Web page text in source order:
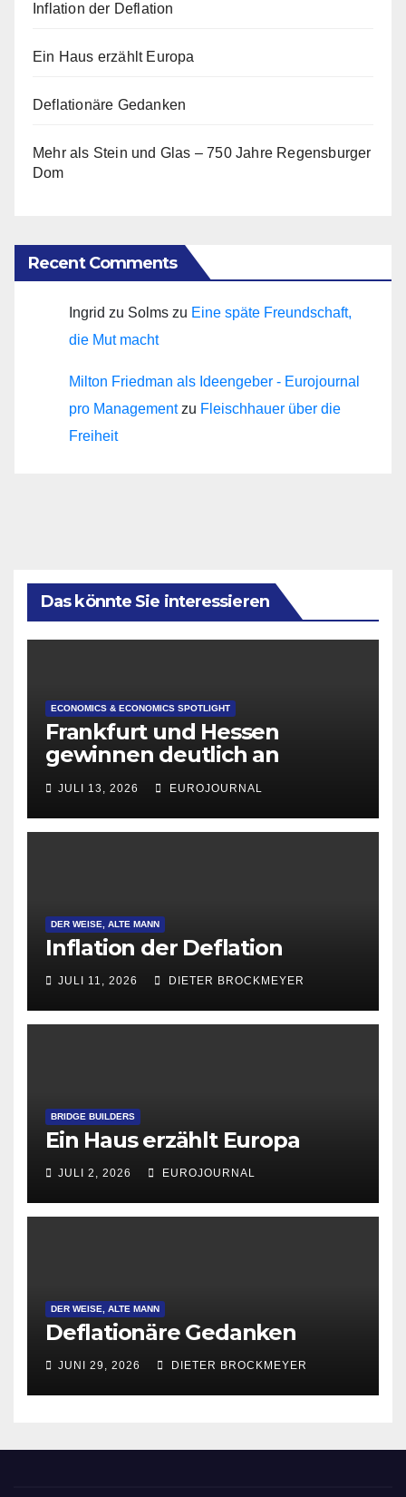
Inflation der Deflation
Ein Haus erzählt Europa
Deflationäre Gedanken
Mehr als Stein und Glas – 750 Jahre Regensburger
Dom
Recent Comments
Ingrid zu Solms zu Eine späte Freundschaft,
die Mut macht
Milton Friedman als Ideengeber - Eurojournal
pro Managementzu Fleischhauer über die
Freiheit
Das könnte Sie interessieren
ECONOMICS & ECONOMICS SPOTLIGHT
Frankfurt und Hessen
gewinnen deutlich an
Attraktivität für Startup-
Gründungen
JULI 13, 2026 EUROJOURNAL
DER WEISE, ALTE MANN
Inflation der Deflation
JULI 11, 2026 DIETER BROCKMEYER
BRIDGE BUILDERS
Ein Haus erzählt Europa
JULI 2, 2026 EUROJOURNAL
DER WEISE, ALTE MANN
Deflationäre Gedanken
JUNI 29, 2026 DIETER BROCKMEYER